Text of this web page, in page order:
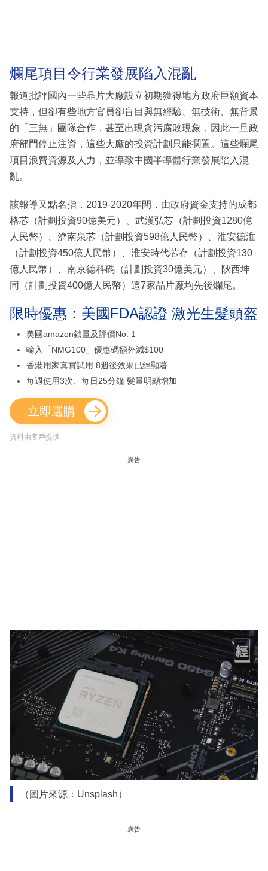
爛尾項目令行業發展陷入混亂
報道批評國內一些晶片大廠設立初期獲得地方政府巨額資本
支持，但卻有些地方官員卻盲目與無經驗、無技術、無背景
的「三無」團隊合作，甚至出現貪污腐敗現象，因此一旦政
府部門停止注資，這些大廠的投資計劃只能擱置。這些爛尾
項目浪費資源及人力，並導致中國半導體行業發展陷入混
亂。
該報導又點名指，2019-2020年間，由政府資金支持的成都
格芯（計劃投資90億美元）、武漢弘芯（計劃投資1280億
人民幣）、濟南泉芯（計劃投資598億人民幣）、淮安德淮
（計劃投資450億人民幣）、淮安時代芯存（計劃投資130
億人民幣）、南京德科碼（計劃投資30億美元）、陝西坤
同（計劃投資400億人民幣）這7家晶片廠均先後爛尾。
限時優惠：美國FDA認證 激光生髮頭盔
美國amazon鎖量及評價No. 1
輸入「NMG100」優惠碼額外減$100
香港用家真實試用 8週後效果已經顯著
每週使用3次、每日25分鐘 髮量明顯增加
立即選購
資料由客戶提供
廣告
（圖片來源：Unsplash）
廣告